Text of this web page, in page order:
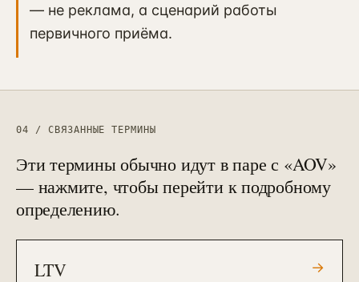
— не реклама, а сценарий работы
первичного приёма.
04 / СВЯЗАННЫЕ ТЕРМИНЫ
Эти термины обычно идут в паре с «AOV»
— нажмите, чтобы перейти к подробному
определению.
LTV →